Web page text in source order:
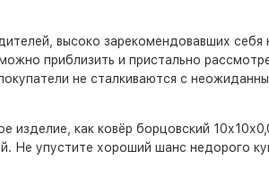
высоко зарекомендовавших себя
приблизить и пристально
не сталкиваются с
как ковёр борцовский
Не упустите хороший шанс недорого